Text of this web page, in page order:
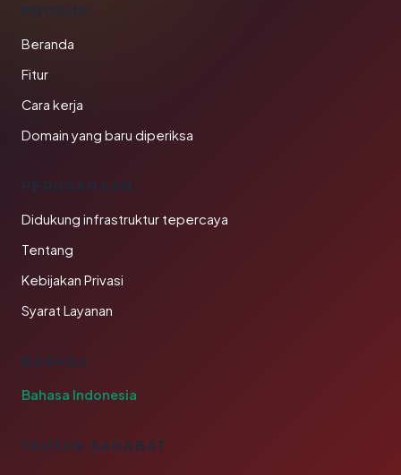
PRODUK
Beranda
Fitur
Cara kerja
Domain yang baru diperiksa
PERUSAHAAN
Didukung infrastruktur tepercaya
Tentang
Kebijakan Privasi
Syarat Layanan
BAHASA
Bahasa Indonesia
TAUTAN SAHABAT